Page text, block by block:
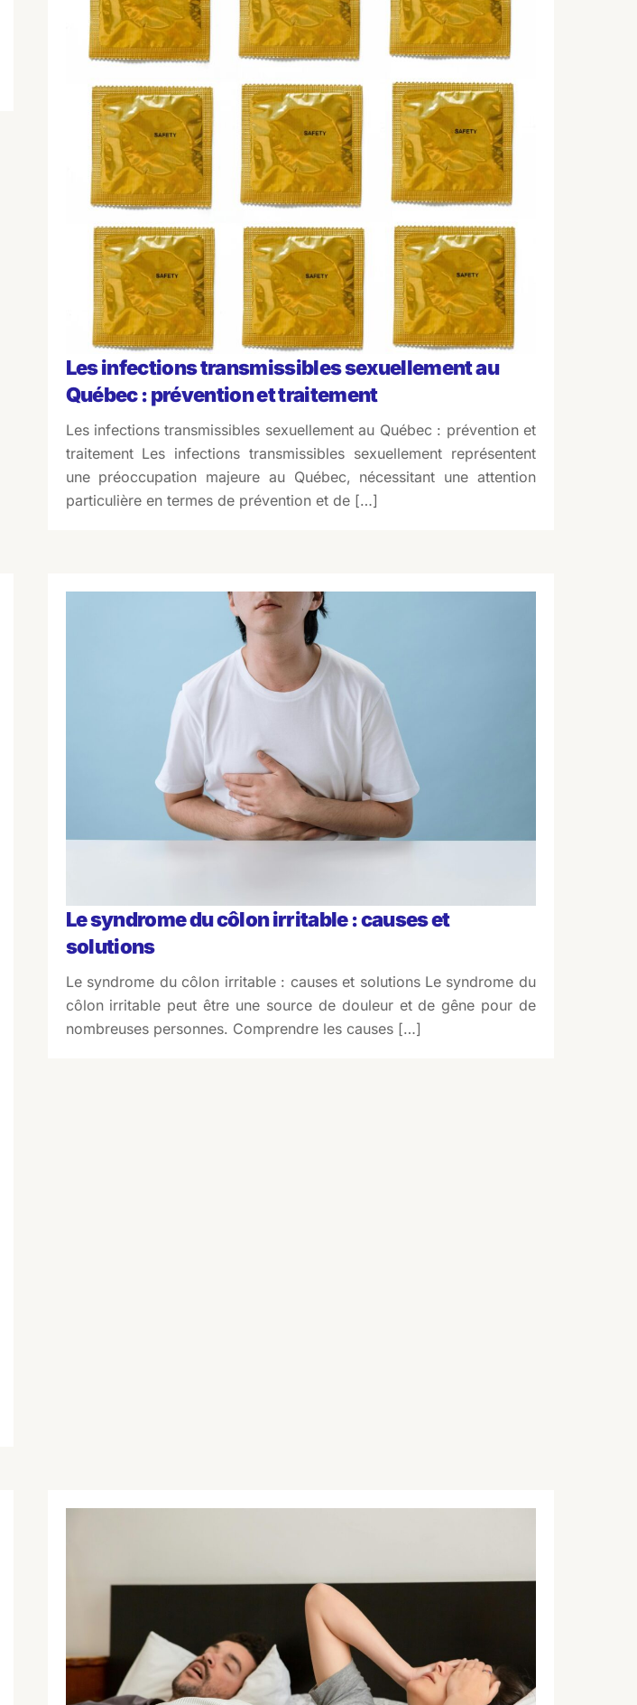
Les infections transmissibles sexuellement au
Québec : prévention et traitement
Les infections transmissibles sexuellement au Québec : prévention et
traitement Les infections transmissibles sexuellement représentent
une préoccupation majeure au Québec, nécessitant une attention
particulière en termes de prévention et de […]
Le syndrome du côlon irritable : causes et
solutions
Le syndrome du côlon irritable : causes et solutions Le syndrome du
côlon irritable peut être une source de douleur et de gêne pour de
nombreuses personnes. Comprendre les causes […]